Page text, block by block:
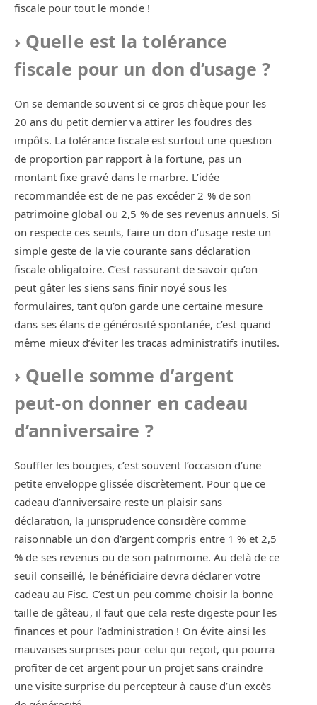
fiscale pour tout le monde !
Quelle est la tolérance
fiscale pour un don d’usage ?
On se demande souvent si ce gros chèque pour les
20 ans du petit dernier va attirer les foudres des
impôts. La tolérance fiscale est surtout une question
de proportion par rapport à la fortune, pas un
montant fixe gravé dans le marbre. L’idée
recommandée est de ne pas excéder 2 % de son
patrimoine global ou 2,5 % de ses revenus annuels. Si
on respecte ces seuils, faire un don d’usage reste un
simple geste de la vie courante sans déclaration
fiscale obligatoire. C’est rassurant de savoir qu’on
peut gâter les siens sans finir noyé sous les
formulaires, tant qu’on garde une certaine mesure
dans ses élans de générosité spontanée, c’est quand
même mieux d’éviter les tracas administratifs inutiles.
Quelle somme d’argent
peut-on donner en cadeau
d’anniversaire ?
Souffler les bougies, c’est souvent l’occasion d’une
petite enveloppe glissée discrètement. Pour que ce
cadeau d’anniversaire reste un plaisir sans
déclaration, la jurisprudence considère comme
raisonnable un don d’argent compris entre 1 % et 2,5
% de ses revenus ou de son patrimoine. Au delà de ce
seuil conseillé, le bénéficiaire devra déclarer votre
cadeau au Fisc. C’est un peu comme choisir la bonne
taille de gâteau, il faut que cela reste digeste pour les
finances et pour l’administration ! On évite ainsi les
mauvaises surprises pour celui qui reçoit, qui pourra
profiter de cet argent pour un projet sans craindre
une visite surprise du percepteur à cause d’un excès